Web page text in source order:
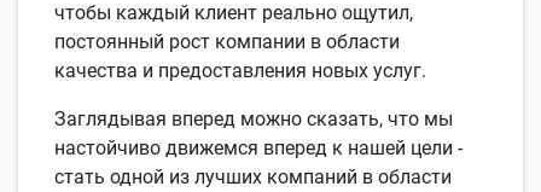
чтобы каждый клиент реально ощутил,
постоянный рост компании в области
качества и предоставления новых услуг.
Заглядывая вперед можно сказать, что мы
настойчиво движемся вперед к нашей цели -
стать одной из лучших компаний в области